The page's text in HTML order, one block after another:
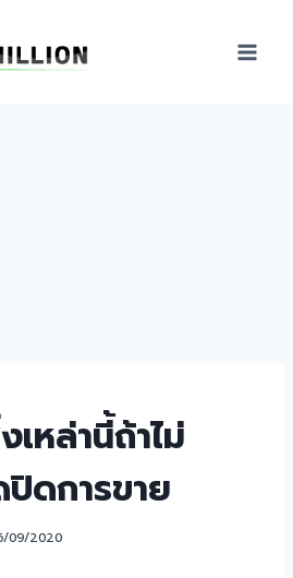
หล่านี้ถ้าไม่
ดการขาย
09/2020